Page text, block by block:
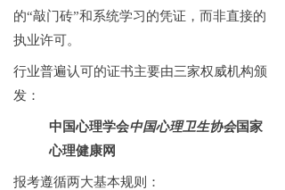
的“敲门砖”和系统学习的凭证，而非直接的
执业许可。
行业普遍认可的证书主要由三家权威机构颁
发：
中国心理学会中国心理卫生协会国家
心理健康网
报考遵循两大基本规则：